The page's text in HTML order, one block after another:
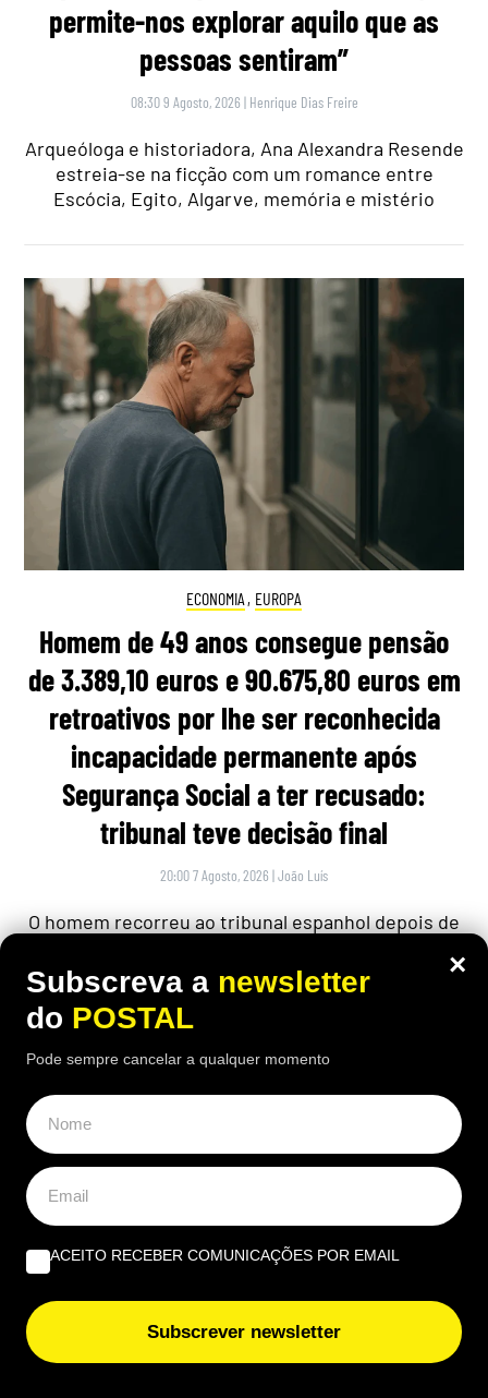
permite-nos explorar aquilo que as
pessoas sentiram”
08:30 9 Agosto, 2026 | Henrique Dias Freire
Arqueóloga e historiadora, Ana Alexandra Resende
estreia-se na ficção com um romance entre
Escócia, Egito, Algarve, memória e mistério
ECONOMIA , EUROPA
Homem de 49 anos consegue pensão
de 3.389,10 euros e 90.675,80 euros em
retroativos por lhe ser reconhecida
incapacidade permanente após
Segurança Social a ter recusado:
tribunal teve decisão final
20:00 7 Agosto, 2026 |João Luís
O homem recorreu ao tribunal espanhol depois de
uma decisão favorável
×
Subscreva a newsletter
do POSTAL
Pode sempre cancelar a qualquer momento
ACEITO RECEBER COMUNICAÇÕES POR EMAIL
Subscrever newsletter